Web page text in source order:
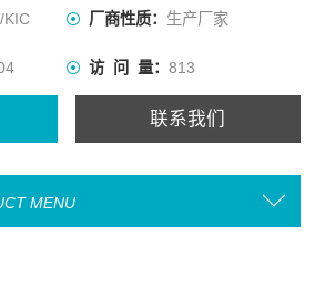
KIC 厂商性质： 生产厂家
访 问 量： 813
联系我们
MENU